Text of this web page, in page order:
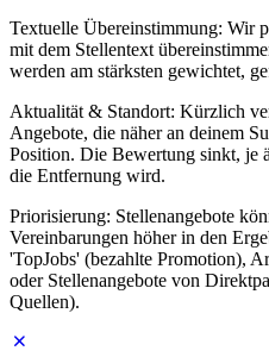
Textuelle Übereinstimmung: Wir
mit dem Stellentext
werden am stärksten gewichtet,
Aktualität & Standort: Kürzlich
Angebote, die näher an deinem
Position. Die Bewertung sinkt, je
die Entfernung wird.
Priorisierung: Stellenangebote
Vereinbarungen höher in den
'TopJobs' (bezahlte Promotion),
oder Stellenangebote von
Quellen).